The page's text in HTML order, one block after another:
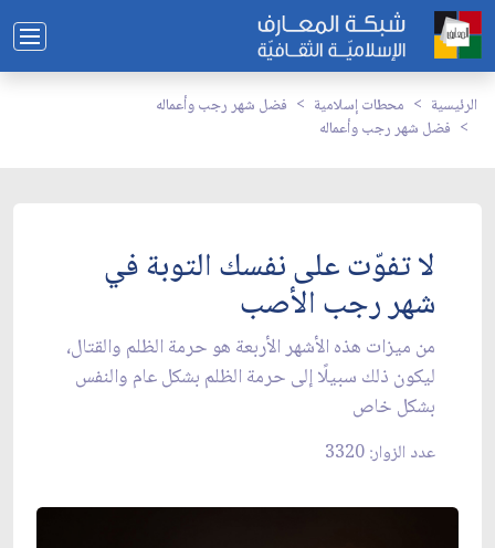
الرئيسية محطات إسلامية
فضل شهر رجب وأعماله
فضل شهر رجب وأعماله
لا تفوّت على نفسك التوبة في
شهر رجب الأصب
من ميزات هذه الأشهر الأربعة هو حرمة الظلم والقتال،
ليكون ذلك سبيلًا إلى حرمة الظلم بشكل عام والنفس
بشكل خاص
عدد الزوار: 3320